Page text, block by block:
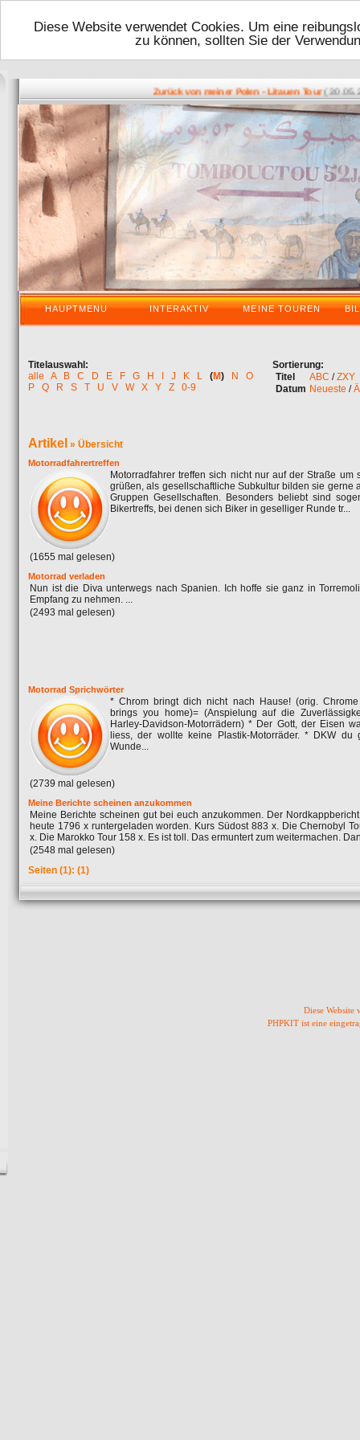
Diese Website verwendet Cookies. Um eine
zu können, sollten Sie der
Zurück von meiner Polen - Litauen Tour(
HAUPTMENU INTERAKTIV MEINE TOUREN
Titelauswahl:
alle
A B C D E F G H J K L (M) N
O
P
Q R S T U V W X Y Z 0-9
Sortierung:
Titel
ABC /ZXY
Datum Neueste /
Artikel » Übersicht
Motorradfahrertreffen
Motorradfahrer treffen sich nicht nur auf der Straße um
grüßen, als gesellschaftliche Subkultur bilden sie gerne
Gruppen Gesellschaften. Besonders beliebt sind
Bikertreffs, bei denen sich Biker in geselliger Runde tr...
(1655 mal gelesen)
Motorrad verladen
Nun ist die Diva unterwegs nach Spanien. Ich hoffe sie ganz in
Empfang zu nehmen. ...
(2493 mal gelesen)
Motorrad Sprichwörter
* Chrom bringt dich nicht nach Hause! (orig.
brings you home)= (Anspielung auf die
Harley-Davidson-Motorrädern) * Der Gott, der Eisen
liess, der wollte keine Plastik-Motorräder. * DKW du
Wunde...
(2739 mal gelesen)
Meine Berichte scheinen anzukommen
Meine Berichte scheinen gut bei euch anzukommen. Der
heute 1796 x runtergeladen worden. Kurs Südost 883 x. Die Chernobyl
x. Die Marokko Tour 158 x. Es ist toll. Das ermuntert zum weitermachen.
(2548 mal gelesen)
Seiten (1): (1)
Diese Website
PHPKIT ist eine